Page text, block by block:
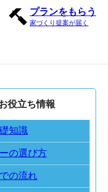
プランをもらう
家づくり提案が届く
お役立ち情報
知識
の選び方
の流れ